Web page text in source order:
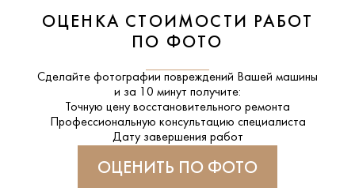
ОЦЕНКА СТОИМОСТИ РАБОТ
ПО ФОТО
Сделайте фотографии повреждений Вашей машины
и за
10 минут получите:
Точную цену восстановительного ремонта
Профессиональную консультацию специалиста
Дату завершения работ
ОЦЕНИТЬ ПО ФОТО